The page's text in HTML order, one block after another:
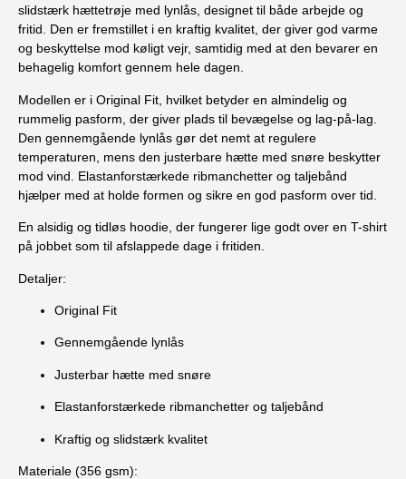
slidstærk hættetrøje med lynlås, designet til både arbejde og
fritid. Den er fremstillet i en kraftig kvalitet, der giver god varme
og beskyttelse mod køligt vejr, samtidig med at den bevarer en
behagelig komfort gennem hele dagen.
Modellen er i Original Fit, hvilket betyder en almindelig og
rummelig pasform, der giver plads til bevægelse og lag-på-lag.
Den gennemgående lynlås gør det nemt at regulere
temperaturen, mens den justerbare hætte med snøre beskytter
mod vind. Elastanforstærkede ribmanchetter og taljebånd
hjælper med at holde formen og sikre en god pasform over tid.
En alsidig og tidløs hoodie, der fungerer lige godt over en T-shirt
på jobbet som til afslappede dage i fritiden.
Detaljer:
Original Fit
Gennemgående lynlås
Justerbar hætte med snøre
Elastanforstærkede ribmanchetter og taljebånd
Kraftig og slidstærk kvalitet
Materiale (356 gsm):